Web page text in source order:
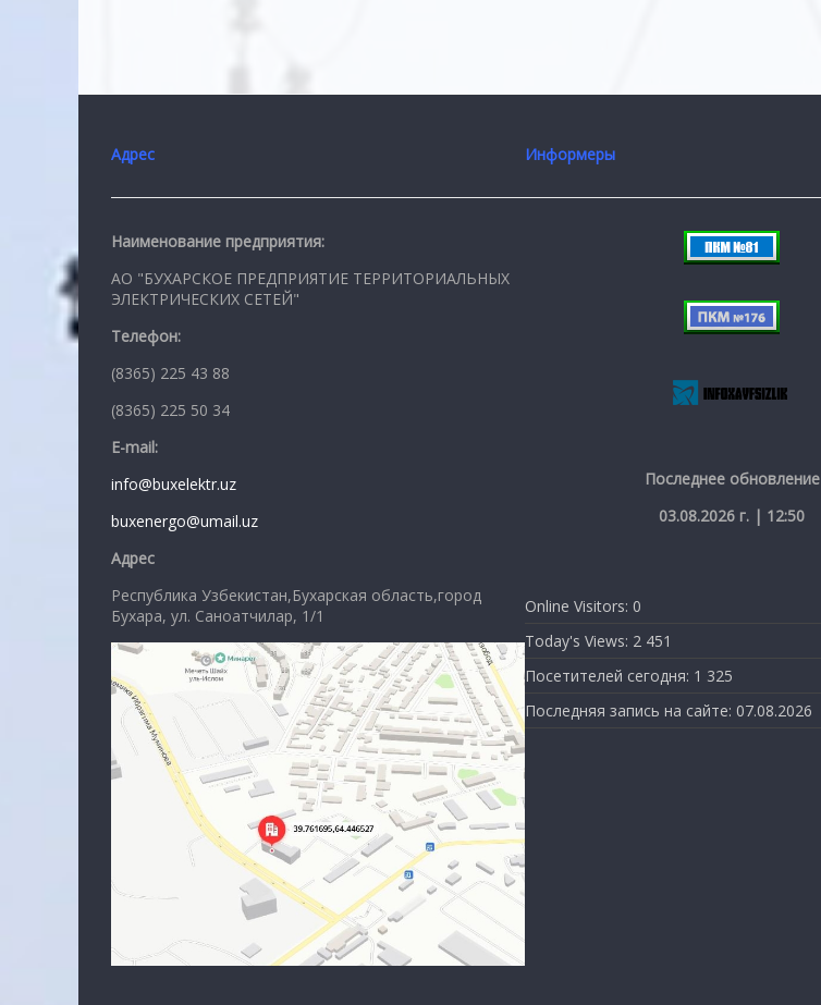
Адрес
Наименование предприятия:
АО "БУХАРСКОЕ ПРЕДПРИЯТИЕ ТЕРРИТОРИАЛЬНЫХ
ЭЛЕКТРИЧЕСКИХ СЕТЕЙ"
Телефон:
(8365) 225 43 88
(8365) 225 50 34
E-mail:
info@buxelektr.uz
buxenergo@umail.uz
Адрес
Республика Узбекистан,Бухарская область,город
Бухара, ул. Саноатчилар, 1/1
Информеры
Последнее обновление
03.08.2026 г. | 12:50
Online Visitors: 0
Today's Views: 2 451
Посетителей сегодня: 1 325
Последняя запись на сайте: 07.08.2026